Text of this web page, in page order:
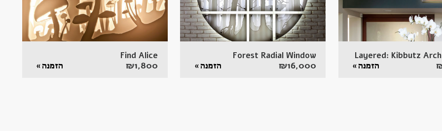
Layered: Kibbutz
הזמנה »
Forest Radial Window
₪16,000 הזמנה »
Find Alice
₪1,800 הזמנה »